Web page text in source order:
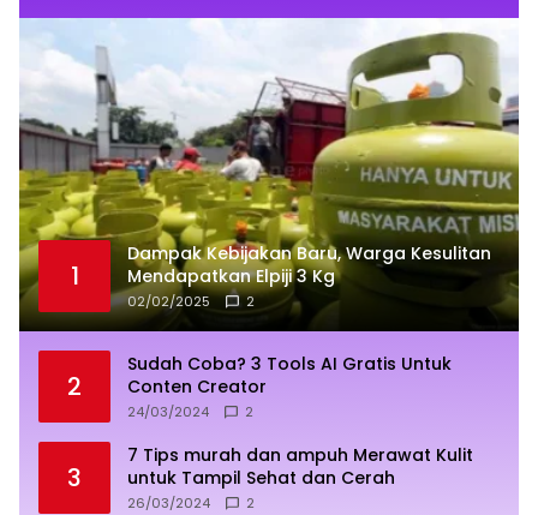
1
Dampak Kebijakan Baru, Warga Kesulitan
Mendapatkan Elpiji 3 Kg
02/02/2025 2
2
Sudah Coba? 3 Tools AI Gratis Untuk
Conten Creator
24/03/2024 2
3
7 Tips murah dan ampuh Merawat Kulit
untuk Tampil Sehat dan Cerah
26/03/2024 2